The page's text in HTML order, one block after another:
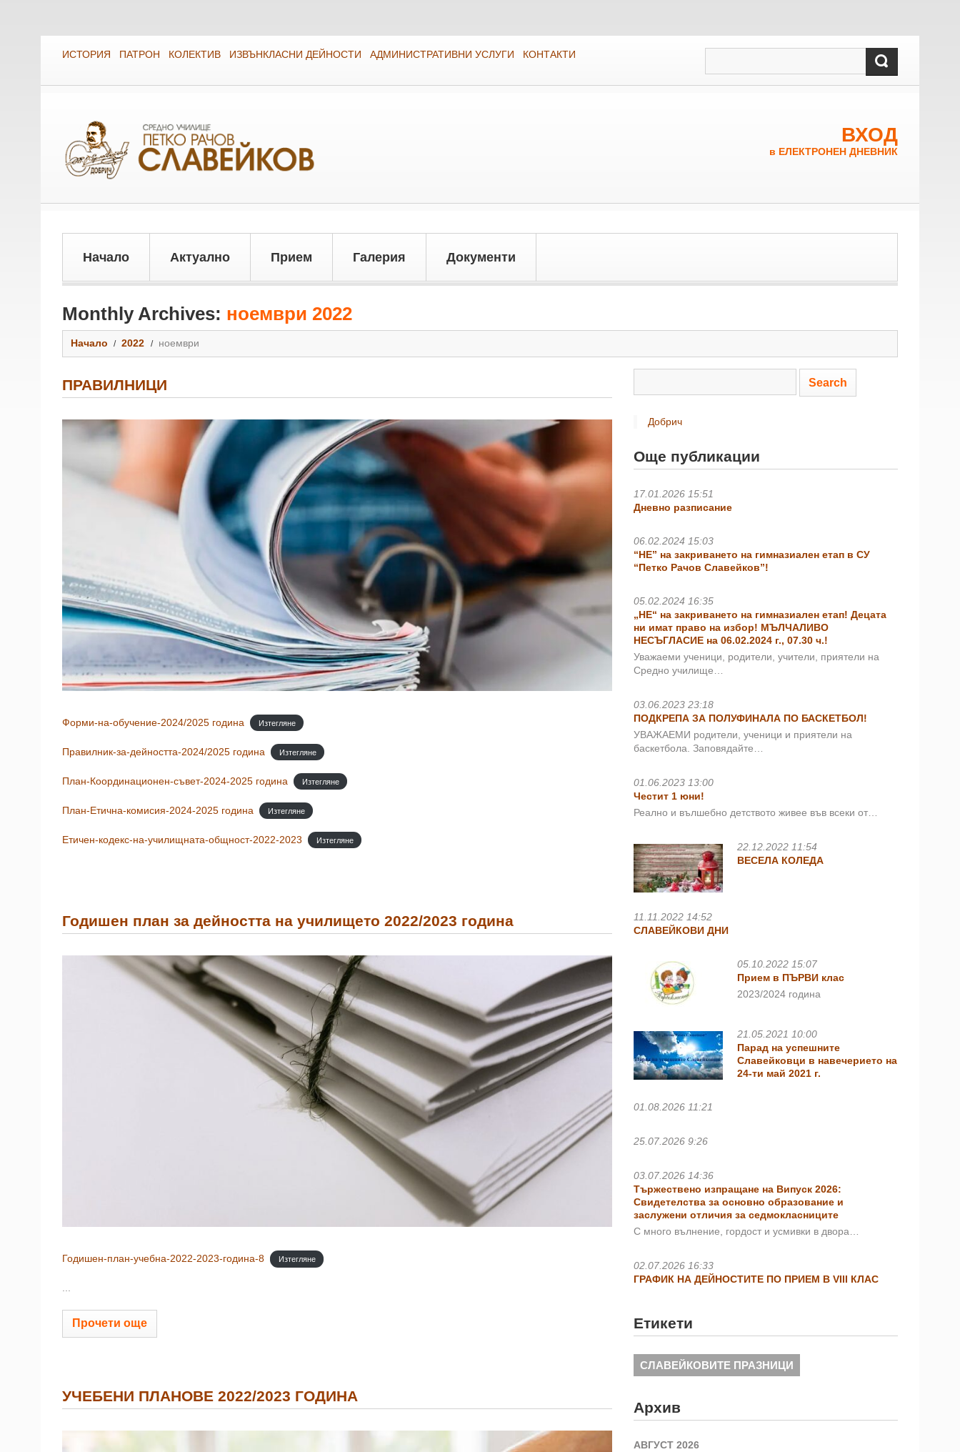
ИСТОРИЯ ПАТРОН КОЛЕКТИВ ИЗВЪНКЛАСНИ ДЕЙНОСТИ АДМИНИСТРАТИВНИ УСЛУГИ КОНТАКТИ
ВХОД
в ЕЛЕКТРОНЕН ДНЕВНИК
Начало Актуално Прием Галерия Документи
Monthly Archives: ноември 2022
Начало 2022 ноември
ПРАВИЛНИЦИ
Форми-на-обучение-2024/2025 година Изтегляне
Правилник-за-дейността-2024/2025 година Изтегляне
План-Координационен-съвет-2024-2025 година Изтегляне
План-Етична-комисия-2024-2025 година Изтегляне
Етичен-кодекс-на-училищната-общност-2022-2023 Изтегляне
Годишен план за дейността на училището 2022/2023 година
Годишен-план-учебна-2022-2023-година-8 Изтегляне
Прочети още
УЧЕБЕНИ ПЛАНОВЕ 2022/2023 ГОДИНА
Добрич
Още публикации
17.01.2026 15:51
Дневно разписание
06.02.2024 15:03
“НЕ” на закриването на гимназиален етап в СУ
“Петко Рачов Славейков”!
05.02.2024 16:35
„НЕ“ на закриването на гимназиален етап! Децата
ни имат право на избор! МЪЛЧАЛИВО
НЕСЪГЛАСИЕ на 06.02.2024 г., 07.30 ч.!
Уважаеми ученици, родители, учители, приятели на
Средно училище…
03.06.2023 23:18
ПОДКРЕПА ЗА ПОЛУФИНАЛА ПО БАСКЕТБОЛ!
УВАЖАЕМИ родители, ученици и приятели на
баскетбола. Заповядайте…
01.06.2023 13:00
Честит 1 юни!
Реално и вълшебно детството живее във всеки от…
22.12.2022 11:54
ВЕСЕЛА КОЛЕДА
11.11.2022 14:52
СЛАВЕЙКОВИ ДНИ
05.10.2022 15:07
Прием в ПЪРВИ клас
2023/2024 година
21.05.2021 10:00
Парад на успешните
Славейковци в навечерието на
24-ти май 2021 г.
01.08.2026 11:21
25.07.2026 9:26
03.07.2026 14:36
Тържествено изпращане на Випуск 2026:
Свидетелства за основно образование и
заслужени отличия за седмокласниците
С много вълнение, гордост и усмивки в двора…
02.07.2026 16:33
ГРАФИК НА ДЕЙНОСТИТЕ ПО ПРИЕМ В VIII КЛАС
Етикети
СЛАВЕЙКОВИТЕ ПРАЗНИЦИ
Архив
АВГУСТ 2026